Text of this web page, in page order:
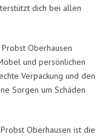
dich bei allen
Oberhausen
und persönlichen
Verpackung und den
Sorgen um Schäden
Oberhausen ist die